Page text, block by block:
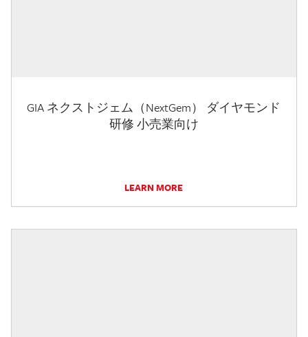
GIA ネクストジェム（NextGem） ダイヤモンド
研修 小売業向け
LEARN MORE